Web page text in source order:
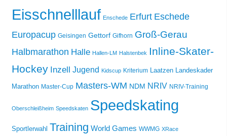
Eisschnelllauf Enschede Erfurt Eschede
Europacup Geisingen Gettorf Gifhorn Groß-Gerau
Halbmarathon Halle Hallen-LM Halstenbek Inline-Skater-
Hockey Inzell Jugend Kidscup Kriterium Laatzen Landeskader
Marathon Master-Cup Masters-WM NDM NRIV NRIV-Training
Oberschleißheim Speedskaten Speedskating
Sportlerwahl Training World Games WWMG XRace